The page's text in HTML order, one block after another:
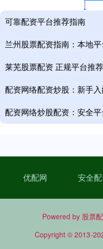
可靠配资平台推荐指南
兰州股票配资指南：本地
莱芜股票配资 正规平台推
配资网络配资炒股：新手
配资网络炒股配资：安全
优配网 安全
Powered by 股票
Copyright © 2013-